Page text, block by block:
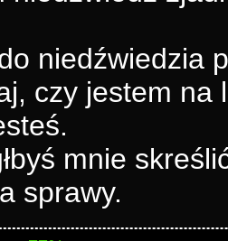
niedźwiedzia
czy jestem na
mnie
sprawy.